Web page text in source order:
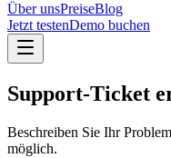
Über unsPreiseBlog
Jetzt testenDemo buchen
Support-Ticket
Beschreiben Sie Ihr
möglich.